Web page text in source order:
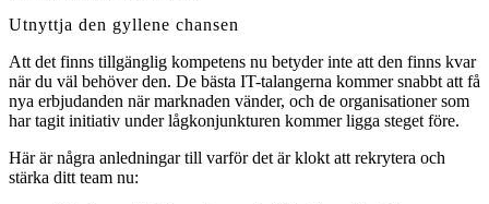
Utnyttja den gyllene chansen
Att det finns tillgänglig kompetens nu betyder inte att den finns kvar
när du väl behöver den. De bästa IT-talangerna kommer snabbt att få
nya erbjudanden när marknaden vänder, och de organisationer som
har tagit initiativ under lågkonjunkturen kommer ligga steget före.
Här är några anledningar till varför det är klokt att rekrytera och
stärka ditt team nu: